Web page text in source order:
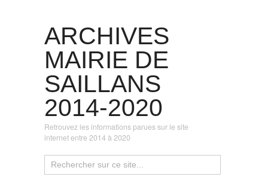
ARCHIVES
MAIRIE DE
SAILLANS
2014-2020
Retrouvez les informations parues sur le site
internet entre 2014 à 2020